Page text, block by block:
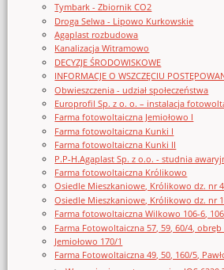
Tymbark - Zbiornik CO2
Droga Selwa - Lipowo Kurkowskie
Agaplast rozbudowa
Kanalizacja Witramowo
DECYZJE ŚRODOWISKOWE
INFORMACJE O WSZCZĘCIU
Obwieszczenia - udział społeczeństwa
Europrofil Sp. z o. o. – instalacja
Farma fotowoltaiczna Jemiołowo I
Farma fotowoltaiczna Kunki I
Farma fotowoltaiczna Kunki II
P.P-H.Agaplast Sp. z o.o. - studnia
Farma fotowoltaiczna Królikowo
Osiedle Mieszkaniowe, Królikowo dz. nr
Osiedle Mieszkaniowe, Królikowo dz. nr
Farma fotowoltaiczna Wilkowo 106-6,
Farma Fotowoltaiczna 57, 59, 60/4,
Jemiołowo 170/1
Farma Fotowoltaiczna 49, 50, 160/5,